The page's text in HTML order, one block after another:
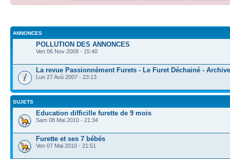
ANNONCES
POLLUTION DES ANNONCES
Ven 06 Nov 2009 - 15:40
La revue Passionnément Furets - Le Furet Déchainé -
Lun 27 Aoû 2007 - 23:13
SUJETS
Education difficille furette de 9 mois
Sam 08 Mai 2010 - 21:34
Furette et ses 7 bébés
Ven 07 Mai 2010 - 21:51